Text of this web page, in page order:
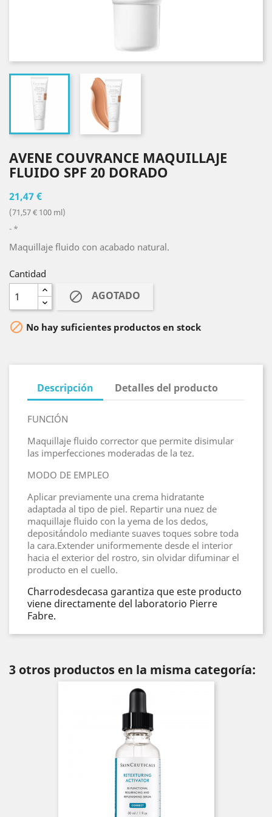
AVENE COUVRANCE MAQUILLAJE
FLUIDO SPF 20 DORADO
21,47 €
(71,57 € 100 ml)
*
Maquillaje fluido con acabado natural.
Cantidad
 AGOTADO
 No hay suficientes productos en stock
Descripción Detalles del producto
FUNCIÓN
Maquillaje fluido corrector que permite disimular
las imperfecciones moderadas de la tez.
MODO DE EMPLEO
Aplicar previamente una crema hidratante
adaptada al tipo de piel. Repartir una nuez de
maquillaje fluido con la yema de los dedos,
depositándolo mediante suaves toques sobre toda
la cara.Extender uniformemente desde el interior
hacia el exterior del rostro, sin olvidar difuminar el
producto en el cuello.
Charrodesdecasa garantiza que este producto
viene directamente del laboratorio Pierre
Fabre.
3 otros productos en la misma categoría: